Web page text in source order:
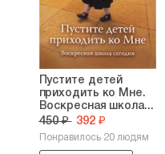
Пустите детей
приходить ко Мне.
Воскресная школа...
450 ₽ 392 ₽
Понравилось 20 людям